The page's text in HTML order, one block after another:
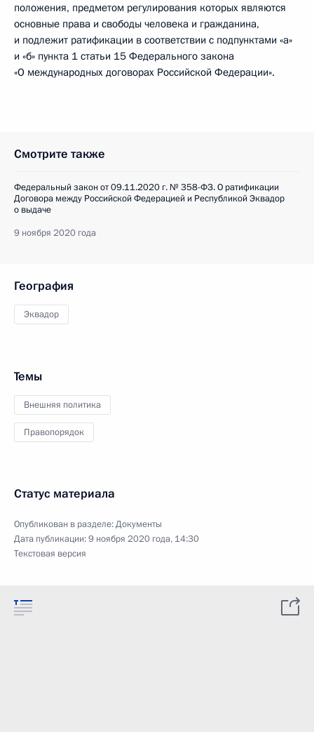
положения, предметом регулирования которых являются
основные права и свободы человека и гражданина,
и подлежит ратификации в соответствии с подпунктами «а»
и «б» пункта 1 статьи 15 Федерального закона
«О международных договорах Российской Федерации».
Смотрите также
Федеральный закон от 09.11.2020 г. № 358-ФЗ. О ратификации
Договора между Российской Федерацией и Республикой Эквадор
о выдаче
9 ноября 2020 года
География
Эквадор
Темы
Внешняя политика
Правопорядок
Статус материала
Опубликован в разделе:Документы
Дата публикации:9 ноября 2020 года, 14:30
Текстовая версия